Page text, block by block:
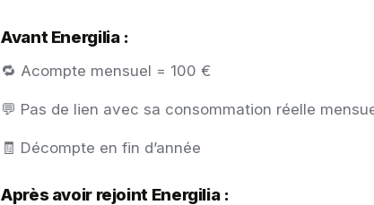
Avant Energilia :
🔁 Acompte mensuel = 100 €
💬 Pas de lien avec sa consommation réelle
🧾 Décompte en fin d’année
Après avoir rejoint Energilia :